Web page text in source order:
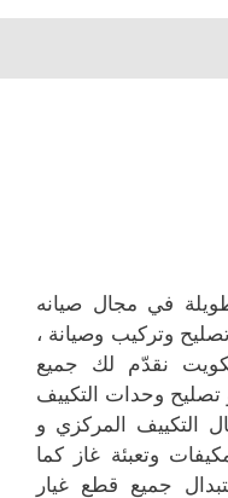
في مجال صيانه
وتركيب وصيانة ،
نقدّم لك جميع
وحدات التكييف
التكييف المركزي و
وتعبئة غاز كما
جميع قطع غيار